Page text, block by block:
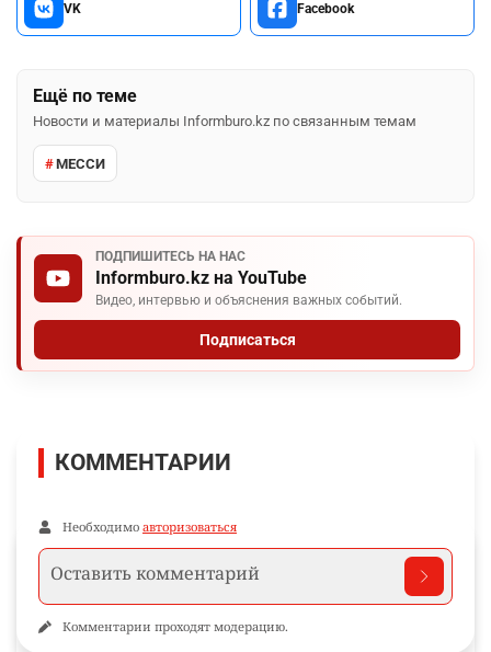
VK Facebook
Ещё по теме
Новости и материалы Informburo.kz по связанным темам
МЕССИ
ПОДПИШИТЕСЬ НА НАС
Informburo.kz на YouTube
Видео, интервью и объяснения важных событий.
Подписаться
КОММЕНТАРИИ
Необходимо авторизоваться
Комментарии проходят модерацию.